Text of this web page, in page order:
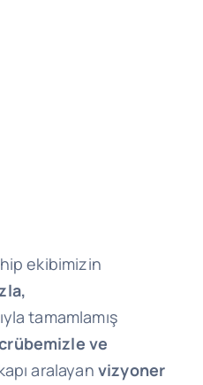
ekibimizin
tamamlamış
ve
aralayan vizyoner